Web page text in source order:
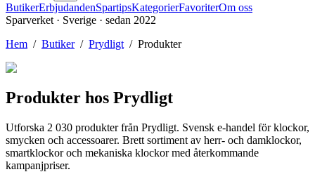
ButikerErbjudandenSpartipsKategorierFavoriterOm oss
Sparverket · Sverige · sedan 2022
Hem / Butiker/ Prydligt / Produkter
Produkter hos Prydligt
Utforska 2 030 produkter från Prydligt. Svensk e-handel för klockor,
smycken och accessoarer. Brett sortiment av herr- och damklockor,
smartklockor och mekaniska klockor med återkommande
kampanjpriser.